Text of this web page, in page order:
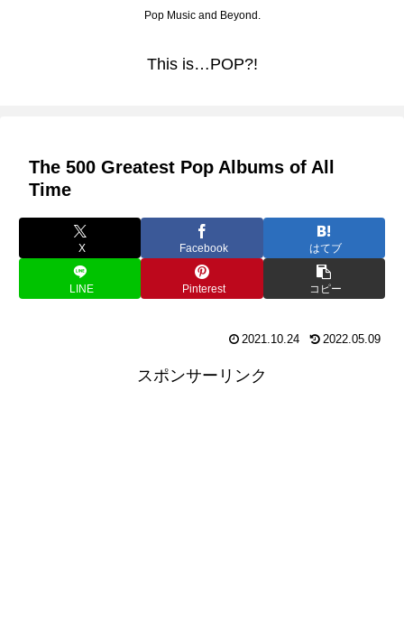
Pop Music and Beyond.
This is…POP?!
The 500 Greatest Pop Albums of All
Time
X Facebook はてブ
LINE Pinterest コピー
2021.10.24 2022.05.09
スポンサーリンク